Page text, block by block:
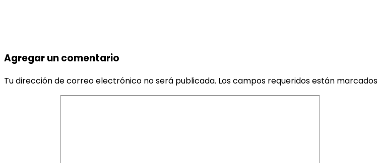
Agregar un comentario
Tu dirección de correo electrónico no será publicada. Los campos requeridos están marcados